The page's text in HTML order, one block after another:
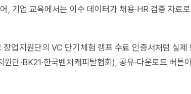
기업 교육에서는 이수 데이터가 채용·HR 검증 자료
창업지원단의 VC 단기체험 캠프 수료 인증서 처럼 실제
단·BK21·한국벤처캐피탈협회), 공유·다운로드 버튼